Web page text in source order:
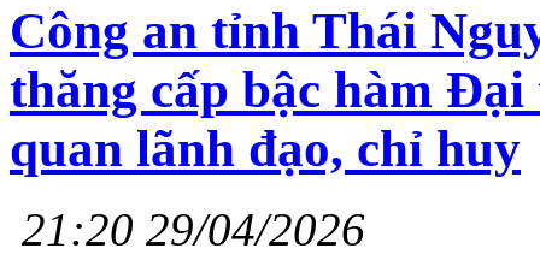
Công an tỉnh Thái
thăng cấp bậc hàm
quan lãnh đạo, chỉ huy
21:20 29/04/2026